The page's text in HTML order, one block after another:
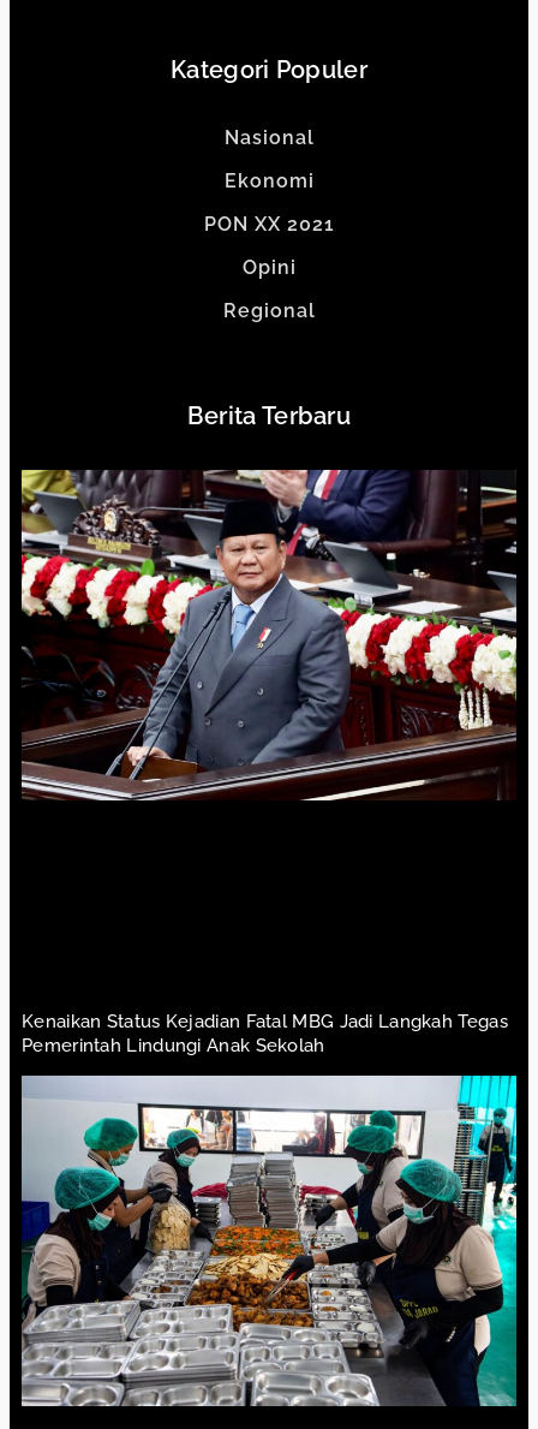
Kategori Populer
Nasional
Ekonomi
PON XX 2021
Opini
Regional
Berita Terbaru
Kenaikan Status Kejadian Fatal MBG Jadi Langkah Tegas
Pemerintah Lindungi Anak Sekolah